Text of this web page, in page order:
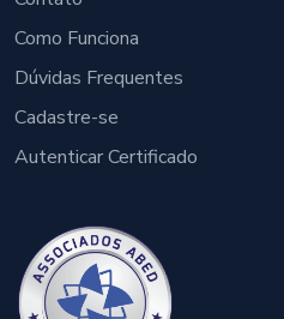
Como Funciona
Dúvidas Frequentes
Cadastre-se
Autenticar Certificado